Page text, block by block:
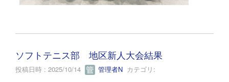
ソフトテニス部 地区新人大会結果
投稿日時 : 2025/10/14 管理者N カテゴリ: